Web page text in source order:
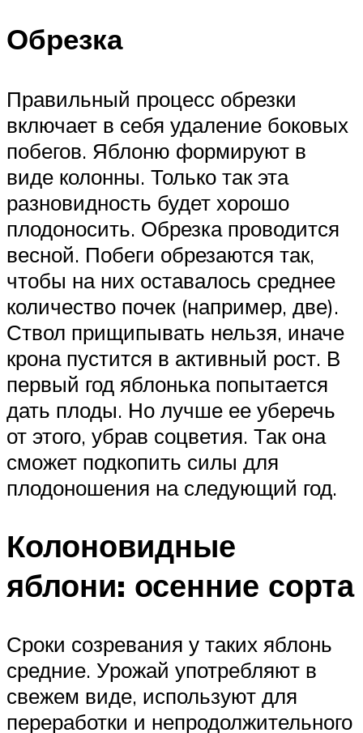
Обрезка
Правильный процесс обрезки
включает в себя удаление боковых
побегов. Яблоню формируют в
виде колонны. Только так эта
разновидность будет хорошо
плодоносить. Обрезка проводится
весной. Побеги обрезаются так,
чтобы на них оставалось среднее
количество почек (например, две).
Ствол прищипывать нельзя, иначе
крона пустится в активный рост. В
первый год яблонька попытается
дать плоды. Но лучше ее уберечь
от этого, убрав соцветия. Так она
сможет подкопить силы для
плодоношения на следующий год.
Колоновидные
яблони: осенние сорта
Сроки созревания у таких яблонь
средние. Урожай употребляют в
свежем виде, используют для
переработки и непродолжительного